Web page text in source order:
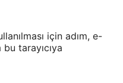
için adım, e-
tarayıcıya